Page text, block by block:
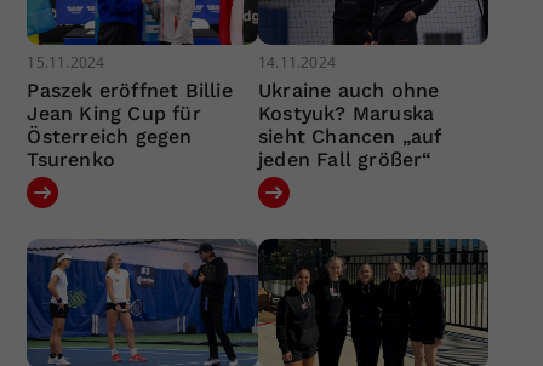
15.11.2024
Paszek eröffnet Billie
Jean King Cup für
Österreich gegen
Tsurenko
14.11.2024
Ukraine auch ohne
Kostyuk? Maruska
sieht Chancen „auf
jeden Fall größer“